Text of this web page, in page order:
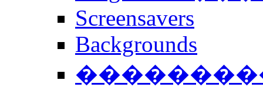
Screensavers
Backgrounds